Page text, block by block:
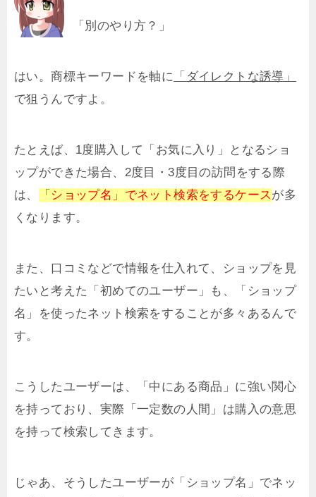
「別のやり方？」
はい。商標キーワードを軸に
「ダイレクトな誘導」
で狙うんですよ。
たとえば、1度購入して「お気に入り」となるショ
ップができた場合、2度目・3度目の訪問をする際
は、
「ショップ名」でネット検索をするケース が多
くなります。
また、口コミなどで情報を仕入れて、ショップを見
たいと考えた「初めてのユーザー」も、「ショップ
名」を使ったネット検索をすることが多々あるんで
す。
こうしたユーザーは、「中にある商品」に強い関心
を持っており、実際「一定数の人間」は購入の意思
を持って検索してきます。
じゃあ、そうしたユーザーが「ショップ名」でネッ